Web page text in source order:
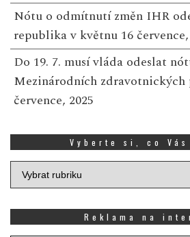
Nótu o odmítnutí změn IHR
republika v květnu 16
Do 19. 7. musí vláda odeslat
Mezinárodních zdravotnických
července, 2025
Vyberte si, co Vás
Vyberte
si,
Reklama na